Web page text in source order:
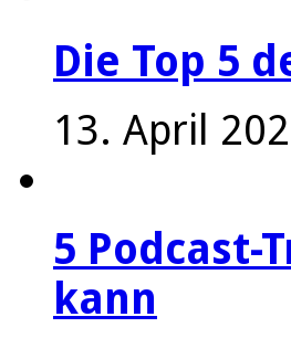
Die Top 5
13. April
5 Podcast-
kann